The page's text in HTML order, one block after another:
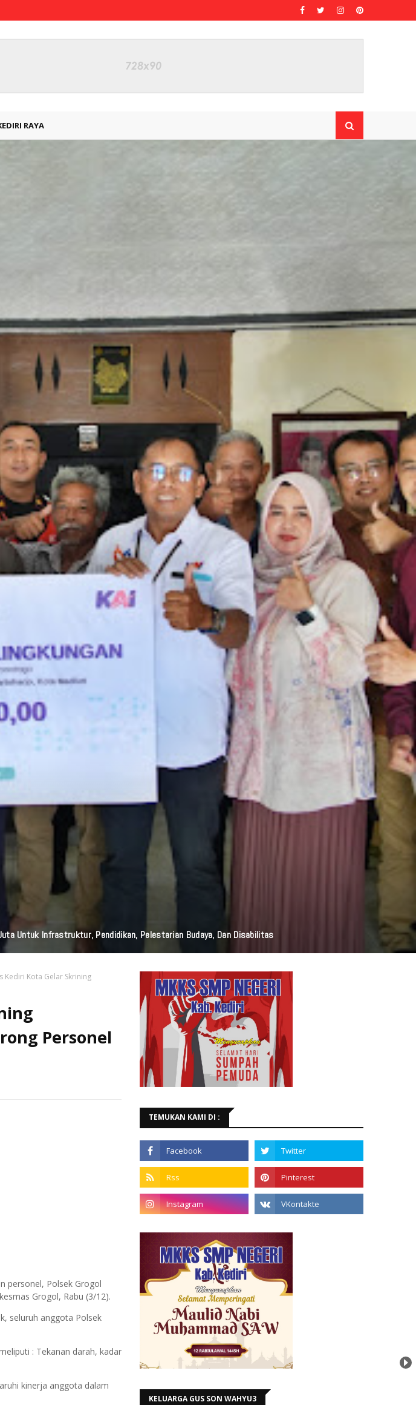
RAYA
Garuda TV Bali Dan Garuda FM Bali Resmi Diluncurkan
Kediri Kota Gelar Skrining
Personel
personel, Polsek Grogol
Grogol, Rabu (3/12).
seluruh anggota Polsek
: Tekanan darah, kadar
kinerja anggota dalam
TEMUKAN KAMI DI :
KELUARGA GUS SON WAHYU3